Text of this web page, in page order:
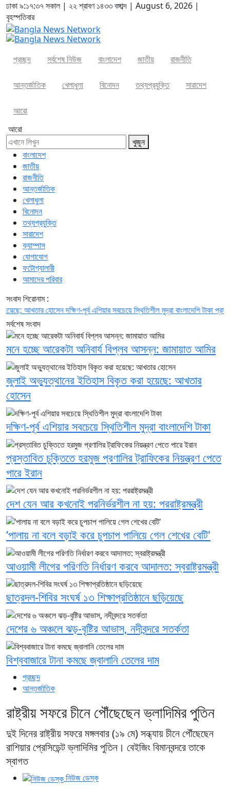
ঢাকা৯:১৭:৩৭ সকাল | ২২ শ্রাবণ ১৪৩৩ বঙ্গাব্দ | August 6, 2026 |
বৃহস্পতিবার
প্রচ্ছদ সর্বশেষ নিউজ বাংলাদেশ জাতীয় রাজনীতি
আন্তর্জাতিক খেলাধুলা বিনোদন তথ্যপ্রযুক্তি সারাদেশ
আরো
আরো
খুজুন
বাংলাদেশ
জাতীয়
রাজনীতি
আন্তর্জাতিক
খেলাধুলা
বিনোদন
তথ্যপ্রযুক্তি
সারাদেশ
ক্যাম্পাস
যোগাযোগ
ফটোগ্যালারী
আমাদের পরিবার
সংবাদ শিরোনাম :
আখতার হোসেনদক্ষিণ-পূর্ব এশিয়ার সবচেয়ে স্থিতিশীল মুদ্রা বাংলাদেশি টাকাপ্রস্তাবিত
প্রচ্ছদ
আন্তর্জাতিক
রাষ্ট্রীয় সফরে চীনে পৌঁছেছেন ভ্লাদিমির পুতিন
দুই দিনের রাষ্ট্রীয় সফরে মঙ্গলবার (১৯ মে) সন্ধ্যায় চীনে পৌঁছেছেন
রাশিয়ার প্রেসিডেন্ট ভ্লাদিমির পুতিন। বেইজিং বিমানবন্দরে তাকে
স্বাগত
নিউজ ডেস্ক
সর্বশেষ সংবাদ
মনে হচ্ছে আরেকটা অনিবার্য বিপ্লব আসন্ন: জামায়াত আমির
জুলাই অভ্যুত্থানের ইতিহাস বিকৃত করা হয়েছে: আখতার
হোসেন
দক্ষিণ-পূর্ব এশিয়ার সবচেয়ে স্থিতিশীল মুদ্রা বাংলাদেশি টাকা
প্রস্তাবিত চুক্তিতে হরমুজ প্রণালির ট্রাফিকের নিয়ন্ত্রণ পেতে
পারে ইরান
দেশ যেন আর কখনোই পরনির্ভরশীল না হয়: পররাষ্ট্রমন্ত্রী
‘পালায় না বলে বড়াই করে চুপচাপ পালিয়ে গেল শেখের বেটি'
আওয়ামী লীগের পরিণতি নির্ধারণ করবে আদালত: স্বরাষ্ট্রমন্ত্রী
ছাত্রদল-শিবির সংঘর্ষ ১৩ শিক্ষাপ্রতিষ্ঠানে ছড়িয়েছে
দেশের ৬ অঞ্চলে ঝড়-বৃষ্টির আভাস, নদীবন্দরে সতর্কতা
বিশ্ববাজারে টানা কমছে জ্বালানি তেলের দাম